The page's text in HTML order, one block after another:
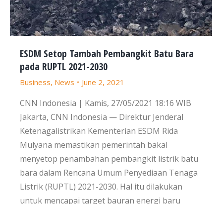
ESDM Setop Tambah Pembangkit Batu Bara
pada RUPTL 2021-2030
Business, News June 2, 2021
CNN Indonesia | Kamis, 27/05/2021 18:16 WIB
Jakarta, CNN Indonesia — Direktur Jenderal
Ketenagalistrikan Kementerian ESDM Rida
Mulyana memastikan pemerintah bakal
menyetop penambahan pembangkit listrik batu
bara dalam Rencana Umum Penyediaan Tenaga
Listrik (RUPTL) 2021-2030. Hal itu dilakukan
untuk mencapai target bauran energi baru